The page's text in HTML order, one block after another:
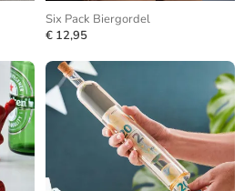
Six Pack Biergordel
€ 12,95